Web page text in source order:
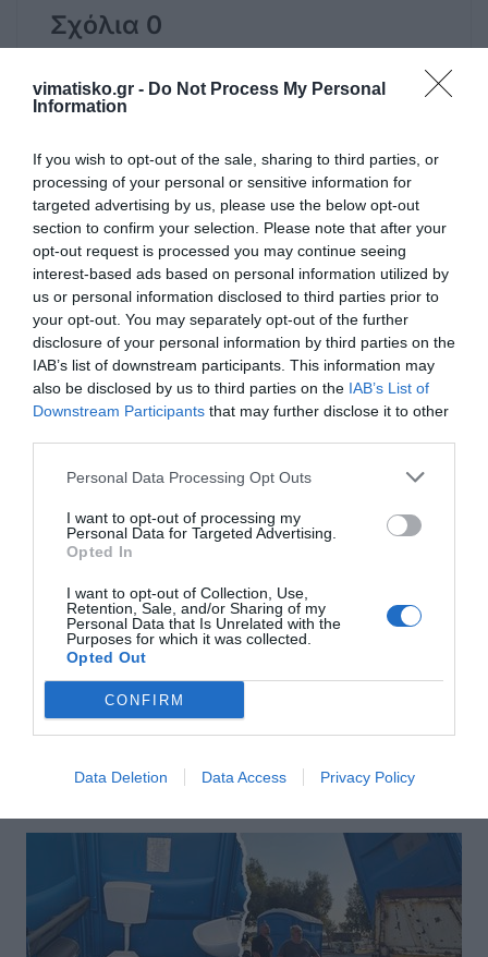
vimatisko.gr - Do Not Process My Personal
Information
If you wish to opt-out of the sale, sharing to third parties, or
processing of your personal or sensitive information for
targeted advertising by us, please use the below opt-out
section to confirm your selection. Please note that after your
opt-out request is processed you may continue seeing
interest-based ads based on personal information utilized by
us or personal information disclosed to third parties prior to
your opt-out. You may separately opt-out of the further
disclosure of your personal information by third parties on the
IAB’s list of downstream participants. This information may
also be disclosed by us to third parties on the IAB’s List of
Downstream Participants that may further disclose it to other
Personal Data Processing Opt Outs
I want to opt-out of processing my
Personal Data for Targeted Advertising.
Opted In
I want to opt-out of Collection, Use,
Retention, Sale, and/or Sharing of my
Personal Data that Is Unrelated with the
Purposes for which it was collected.
Opted Out
CONFIRM
Data Deletion Data Access Privacy Policy
Σχόλια 0
ΟΝΟΜΑ
ΤΙΤΛΟΣ